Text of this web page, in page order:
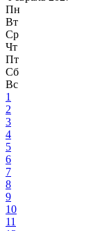
Пн
Вт
Ср
Чт
Пт
Сб
Вс
1
2
3
4
5
6
7
8
9
10
11